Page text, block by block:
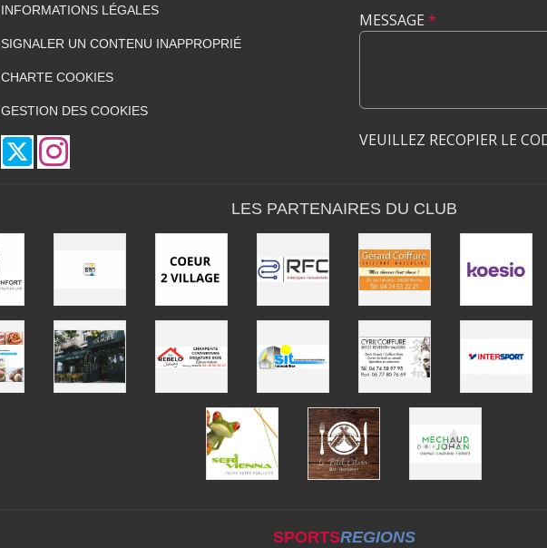
INFORMATIONS LÉGALES
SIGNALER UN CONTENU INAPPROPRIÉ
CHARTE COOKIES
GESTION DES COOKIES
MESSAGE *
VEUILLEZ RECOPIER LE
LES PARTENAIRES DU CLUB
SPORTSREGIONS